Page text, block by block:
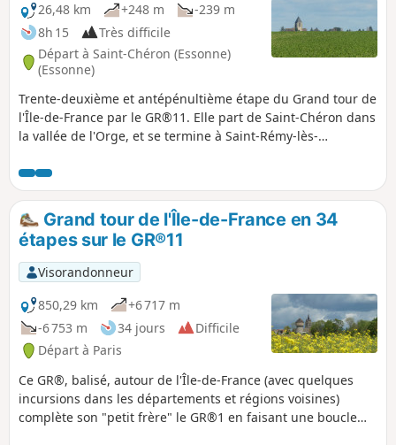
26,48 km
+248 m
-239 m
8h 15
Très difficile
Départ à Saint-Chéron (Essonne)
(Essonne)
Trente-deuxième et antépénultième étape du Grand tour de
l'Île-de-France par le GR®11. Elle part de Saint-Chéron dans
la vallée de l'Orge, et se termine à Saint-Rémy-lès-
traversée de l'Essonne via ses principales vallées. Après un
début orienté vers l'Ouest, l'itinéraire suit une orientation
plein Nord à travers les plateaux du Hurepoix.
Grand tour de l'Île-de-France en 34
étapes sur le GR®11
Visorandonneur
850,29 km
+6 717 m
-6 753 m
34 jours
Difficile
Départ à Paris
Ce GR®, balisé, autour de l'Île-de-France (avec quelques
incursions dans les départements et régions voisines)
complète son "petit frère" le GR®1 en faisant une boucle